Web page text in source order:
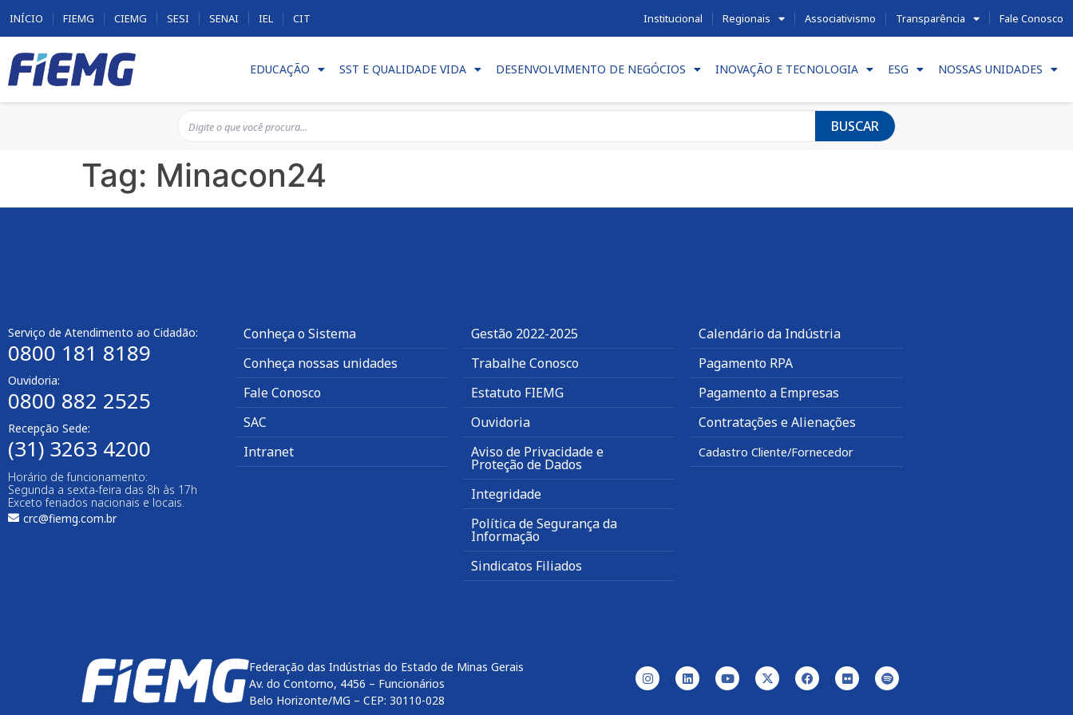
INÍCIO FIEMG CIEMG SESI SENAI IEL CIT Institucional Regionais Associativismo Transparência Fale Conosco
EDUCAÇÃO SST E QUALIDADE VIDA DESENVOLVIMENTO DE NEGÓCIOS INOVAÇÃO E TECNOLOGIA ESG NOSSAS UNIDADES
BUSCAR
Tag: Minacon24
Serviço de Atendimento ao Cidadão:
0800 181 8189
Ouvidoria:
0800 882 2525
Recepção Sede:
(31) 3263 4200
Horário de funcionamento:
Segunda a sexta-feira das 8h às 17h
Exceto feriados nacionais e locais.
crc@fiemg.com.br
Conheça o Sistema
Conheça nossas unidades
Fale Conosco
SAC
Intranet
Gestão 2022-2025
Trabalhe Conosco
Estatuto FIEMG
Ouvidoria
Aviso de Privacidade e
Proteção de Dados
Integridade
Política de Segurança da
Informação
Sindicatos Filiados
Calendário da Indústria
Pagamento RPA
Pagamento a Empresas
Contratações e Alienações
Cadastro Cliente/Fornecedor
Federação das Indústrias do Estado de Minas Gerais
Av. do Contorno, 4456 – Funcionários
Belo Horizonte/MG – CEP: 30110-028
btn-04